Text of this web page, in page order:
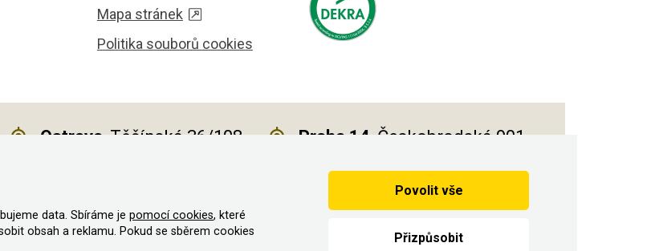
Mapa stránek
Politika souborů cookies
Ostrava, Těšínská 36/108 Praha 14, Českobrodská 901
data. Sbíráme je pomocí cookies, které
obsah a reklamu. Pokud se sběrem cookies
Přizpůsobit
Povolit vše